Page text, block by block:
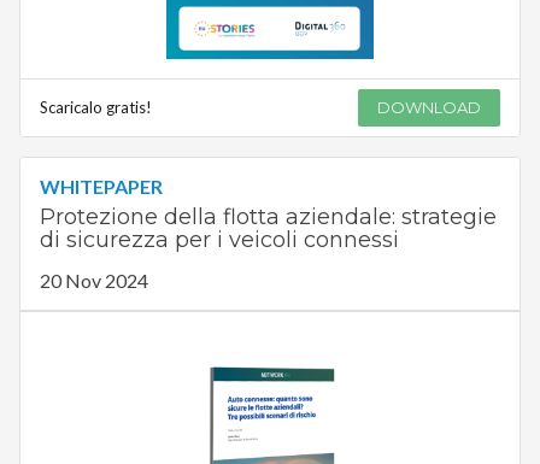
Scaricalo gratis! DOWNLOAD
WHITEPAPER
Protezione della flotta aziendale: strategie
di sicurezza per i veicoli connessi
20 Nov 2024